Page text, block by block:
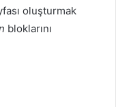
oluşturmak
bloklarını